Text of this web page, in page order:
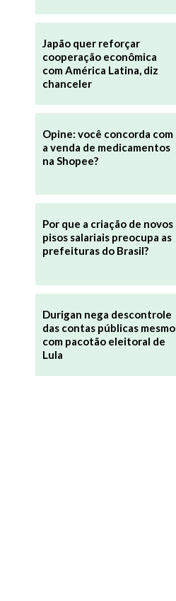
Japão quer reforçar
cooperação econômica
com América Latina, diz
chanceler
Opine: você concorda com
a venda de medicamentos
na Shopee?
Por que a criação de novos
pisos salariais preocupa as
prefeituras do Brasil?
Durigan nega descontrole
das contas públicas mesmo
com pacotão eleitoral de
Lula